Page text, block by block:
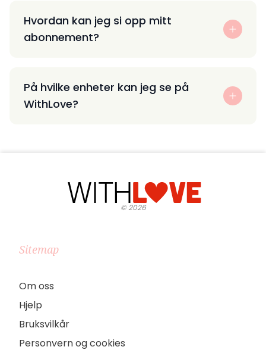
Hvordan kan jeg si opp mitt
abonnement?
På hvilke enheter kan jeg se på
WithLove?
©2026
Sitemap
Om oss
Hjelp
Bruksvilkår
Personvern og cookies